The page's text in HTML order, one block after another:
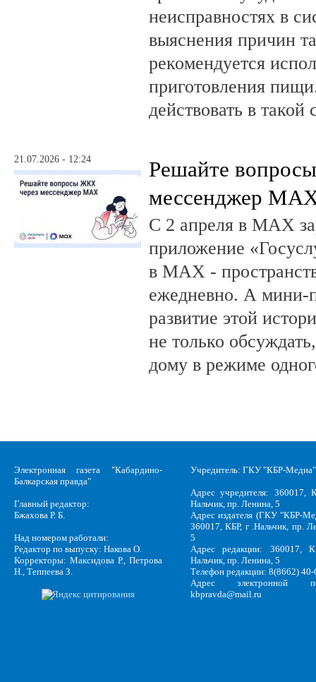
неисправностях в
выяснения причин
рекомендуется
приготовления
действовать в такой
21.07.2026 - 12:24
Решайте
мессенджер
С 2 апреля в MAX
приложение
в MAX -
ежедневно. А мини-
развитие этой
не только
дому в режиме
Электронная газета "Кабардино-
Балкарская правда"
Главный редактор:
Бжахова Р. Б.
Над номером работали:
Редактор по выпуску: Накова О.
Корректоры: Максидова Р., Петрова
Н., Теппеева З.
Учредитель: ГКУ "КБР-Медиа"
Адрес учредителя: 360017,
Нальчик, пр. Ленина, 5
Адрес издателя (ГКУ "КБР-
360017, КБР, г .Нальчик, пр.
5
Адрес редакции: 360017,
Нальчик, пр. Ленина, 5
Телефон редакции: 8(8662)
Адрес электронной
kbpravda@mail.ru